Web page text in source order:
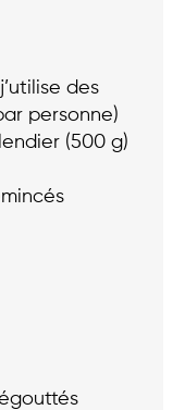
des
personne)
(500 g)